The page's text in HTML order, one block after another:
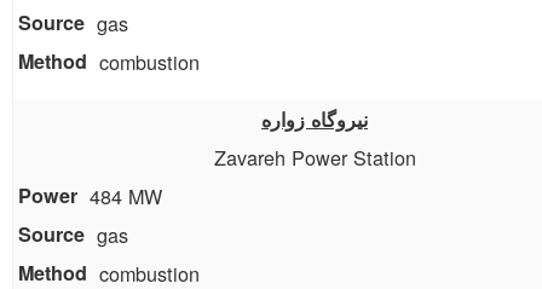
gas
combustion
نیروگاه زواره
Zavareh Power Station
484 MW
gas
combustion